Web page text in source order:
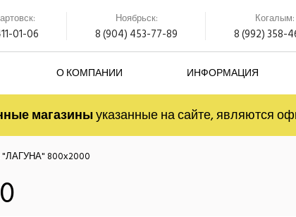
01-06
Ноябрьск:
8 (904) 453-77-89
Когалым:
8 (992) 358-
О КОМПАНИИ ИНФОРМАЦИЯ
магазиныуказанные на сайте, являются
"ЛАГУНА" 800х2000